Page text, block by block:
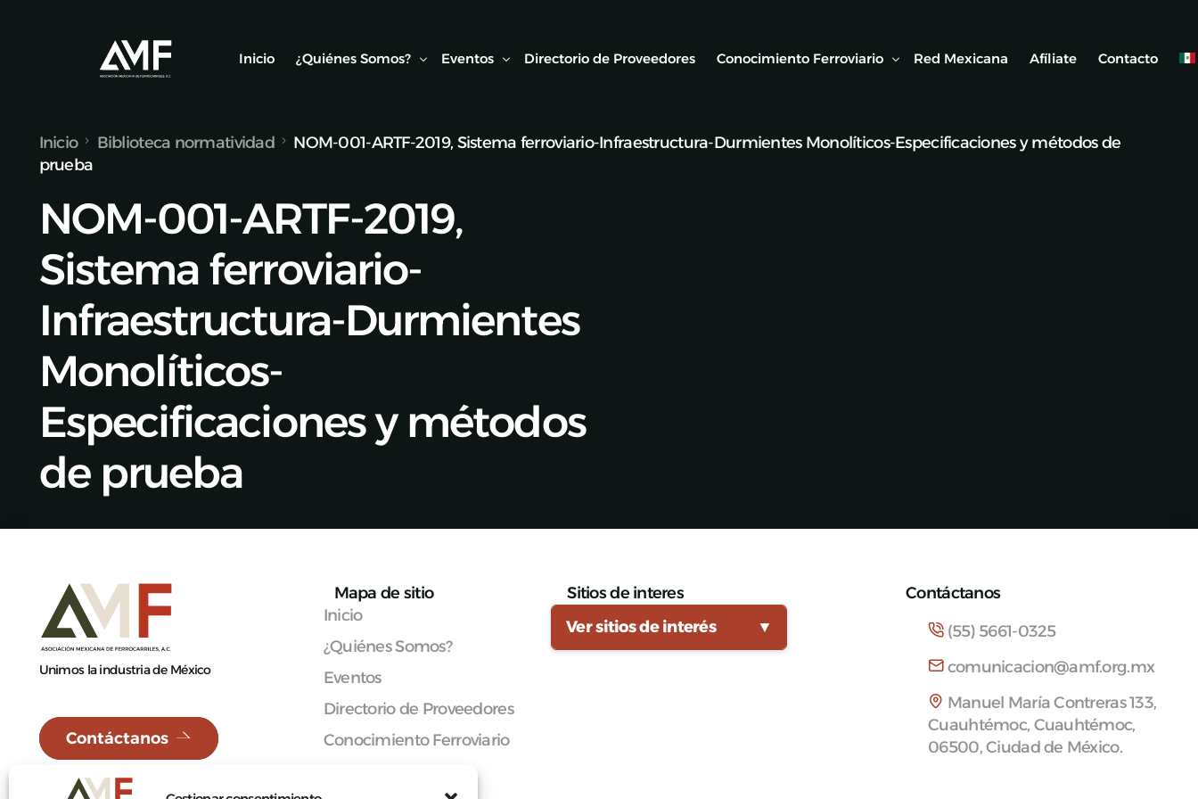
Inicio ¿Quiénes Somos?
Socios
Alianzas y Convenios
Eventos
Conexión AMF
Visitas técnicas
Seminarios Web
Directorio de Proveedores Conocimiento Ferroviario
Biblioteca Ferroviaria
Red Mexicana Afíliate Contacto
Inicio Biblioteca normatividad
NOM-001-ARTF-2019, Sistema ferroviario-Infraestructura-Durmientes Monolíticos-Especificaciones y métodos de
prueba
NOM-001-ARTF-2019,
Sistema ferroviario-
Infraestructura-Durmientes
Monolíticos-
Especificaciones y métodos
de prueba
Unimos la industria de México
Contáctanos
Mapa de sitio
Inicio
¿Quiénes Somos?
Eventos
Directorio de Proveedores
Conocimiento Ferroviario
Sitios de interes
Ver sitios de interés
▼
Contáctanos
(55) 5661-0325
comunicacion@amf.org.mx
Manuel María Contreras 133,
Cuauhtémoc, Cuauhtémoc,
06500, Ciudad de México.